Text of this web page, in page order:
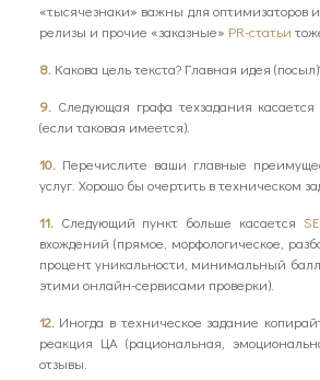
«тысячезнаки» важны для оптимизаторов
релизы и прочие «заказные» PR-статьи
8. Какова цель текста? Главная идея
9. Следующая графа техзадания
(если таковая имеется).
10. Перечислите ваши главные
услуг. Хорошо бы очертить в техническом
11. Следующий пункт больше касается
вхождений (прямое, морфологическое,
процент уникальности, минимальный
этими онлайн-сервисами проверки).
12. Иногда в техническое задание
реакция ЦА (рациональная,
отзывы.